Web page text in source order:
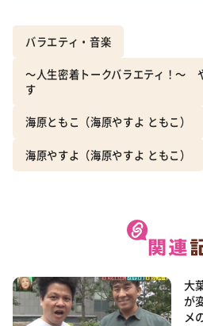
バラエティ・音楽
～人生密着トークバラエティ！～
す
海原ともこ（海原やすよ ともこ）
海原やすよ（海原やすよ ともこ）
大
が
メ